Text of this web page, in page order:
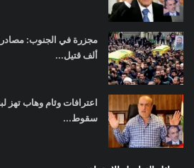
ألف قتيل...
اعترافات وئام وهاب تهز
سقوط...